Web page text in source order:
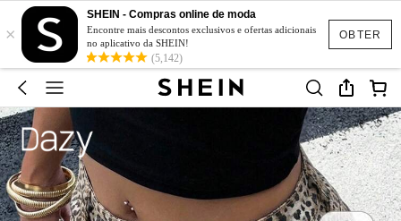
OBTER
×
SHEIN - Compras online de moda
Encontre mais descontos exclusivos e ofertas adicionais
no aplicativo da SHEIN!
(5,142)